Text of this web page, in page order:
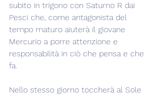
subito in trigono con Saturno R dai
Pesci che, come antagonista del
tempo maturo aiuterà il giovane
Mercurio a porre attenzione e
responsabilità in ciò che pensa e che
fa.
Nello stesso giorno toccherà al Sole